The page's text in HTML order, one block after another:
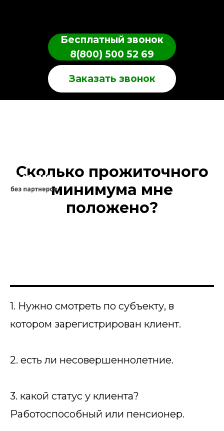
Бесплатный звонок
8(800) 500 52 69
Заказать звонок
Сколько прожиточного
минимума мне
положено?
1. Нужно смотреть по субъекту, в
котором зарегистрирован клиент.
2. есть ли несовершеннолетние.
3. какой статус у клиента?
Работоспособный или пенсионер.